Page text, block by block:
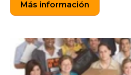
Más información